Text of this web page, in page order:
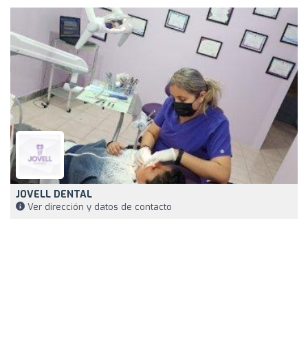
JOVELL DENTAL
Ver dirección y datos de contacto